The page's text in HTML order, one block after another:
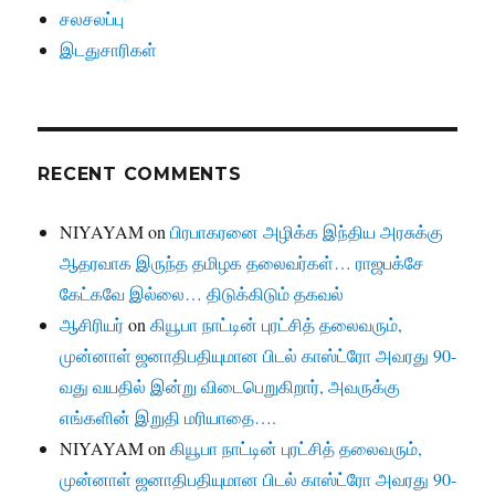
சலசலப்பு
இடதுசாரிகள்
RECENT COMMENTS
NIYAYAMonபிரபாகரனை அழிக்க இந்திய அரசுக்கு
ஆதரவாக இருந்த தமிழக தலைவர்கள்… ராஜபக்சே
கேட்கவே இல்லை… திடுக்கிடும் தகவல்
ஆசிரியர்onகியூபா நாட்டின் புரட்சித் தலைவரும்,
முன்னாள் ஜனாதிபதியுமான பிடல் காஸ்ட்ரோ அவரது 90-
வது வயதில் இன்று விடைபெறுகிறார், அவருக்கு
எங்களின் இறுதி மரியாதை….
NIYAYAMonகியூபா நாட்டின் புரட்சித் தலைவரும்,
முன்னாள் ஜனாதிபதியுமான பிடல் காஸ்ட்ரோ அவரது 90-